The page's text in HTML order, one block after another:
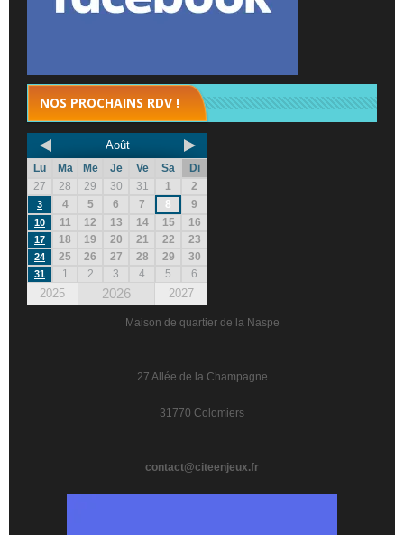
NOS PROCHAINS RDV !
Août
Lu Ma Me Je Ve Sa
Di
27
28 29 30 31 1 2
3 4 5 6 7 8 9
10 11 12 13 14 15 16
17 18 19 20 21 22 23
24 25 26 27 28 29 30
31 1 2 3 4 5 6
2025 2026 2027
Maison de quartier de la Naspe
27 Allée de la Champagne
31770 Colomiers
contact@citeenjeux.fr